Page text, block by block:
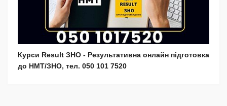
Курси Result ЗНО - Результативна онлайн підготовка
до НМТ/ЗНО, тел. 050 101 7520